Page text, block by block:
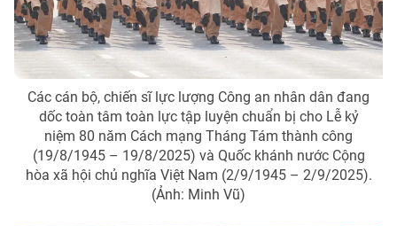
Video Shorts video
VTV Money VTV Thể thao
VTV Sức khoẻ Bất động sản
Thị trường 24h Tấm lòng Việt
Các cán bộ, chiến sĩ lực lượng Công an nhân dân đang
dốc toàn tâm toàn lực tập luyện chuẩn bị cho Lễ kỷ
niệm 80 năm Cách mạng Tháng Tám thành công
(19/8/1945 – 19/8/2025) và Quốc khánh nước Cộng
hòa xã hội chủ nghĩa Việt Nam (2/9/1945 – 2/9/2025).
(Ảnh: Minh Vũ)